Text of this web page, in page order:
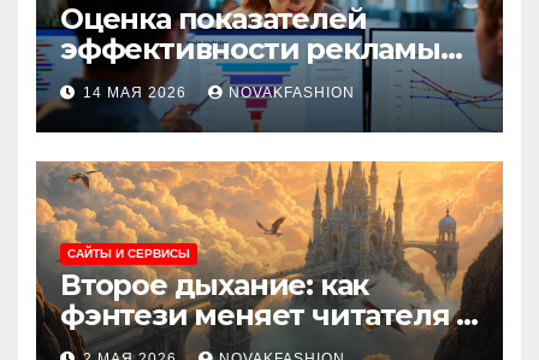
Оценка показателей
эффективности рекламы
при атрибуции
множественных точек
касания
14 МАЯ 2026 NOVAKFASHION
САЙТЫ И СЕРВИСЫ
Второе дыхание: как
фэнтези меняет читателя и
культуру